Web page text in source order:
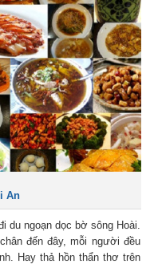
An
du ngoạn dọc bờ sông Hoài.
đến đây, mỗi người đều
Hay thả hồn thẩn thơ trên